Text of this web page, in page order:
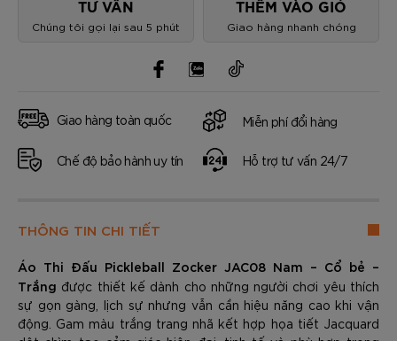
TƯ VẤN
Chúng tôi gọi lại sau 5 phút
THÊM VÀO GIỎ
Giao hàng nhanh chóng
Giao hàng toàn quốc Miễn phí đổi hàng
Chế độ bảo hành uy tín Hỗ trợ tư vấn 24/7
THÔNG TIN CHI TIẾT
Áo Thi Đấu Pickleball Zocker JAC08 Nam – Cổ bẻ –
Trắng được thiết kế dành cho những người chơi yêu thích
sự gọn gàng, lịch sự nhưng vẫn cần hiệu năng cao khi vận
động. Gam màu trắng trang nhã kết hợp họa tiết Jacquard